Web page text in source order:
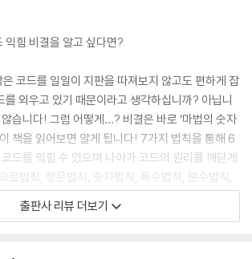
드 폼이 무한대로 늘어난다! 94
움직임을 생략해보자 96
한 코드진행 99
→ 편의점7 → 집 100
드로 연주해보자! 12
유자재로 사용하자 104
익힘 비결을 알고 싶다면?
코드를 일일이 지판을 따져보지 않고도 편하게 잡
를 외우고 있기 때문이라고 생각하십니까? 아닙니
습니다! 그럼 어떻게…? 비결은 바로 ‘마법의 숫자
책을 읽어보면 알게 됩니다! 7가지 법칙을 통해 6
드를 익힐 수 있으며 나아가 코드의 원리를 깨닫게
로법칙, 행운법칙, 숫자법칙, 특수법칙, 분수법칙,
코드를 쉽게 쉽게 익혀보세요~
출판사 리뷰 더보기